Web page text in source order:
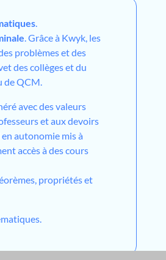
. Grâce à Kwyk, les
problèmes et des
des collèges et du
de QCM.
avec des valeurs
et aux devoirs
autonomie mis à
accès à des cours
propriétés et